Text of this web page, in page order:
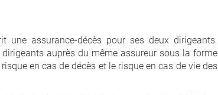
une assurance-décès pour ses deux dirigeants.
auprès du même assureur sous la forme
en cas de décès et le risque en cas de vie des